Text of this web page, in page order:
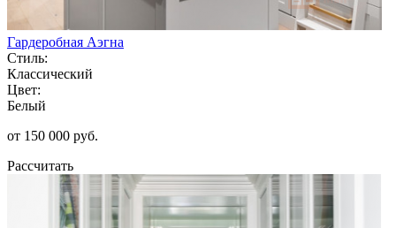
Гардеробная Аэгна
Стиль:
Классический
Цвет:
Белый
от 150 000 руб.
Рассчитать